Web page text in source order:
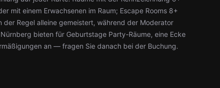
mit einem Erwachsenen im Raum; Escape Rooms 8+
der Regel alleine gemeistert, während der Moderator
bieten für Geburtstage Party-Räume, eine Ecke
an — fragen Sie danach bei der Buchung.